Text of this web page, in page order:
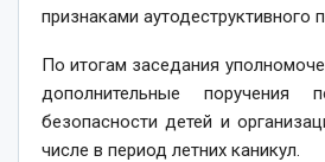
признаками аутодеструктивного
По итогам заседания
дополнительные
безопасности детей и
числе в период летних каникул.